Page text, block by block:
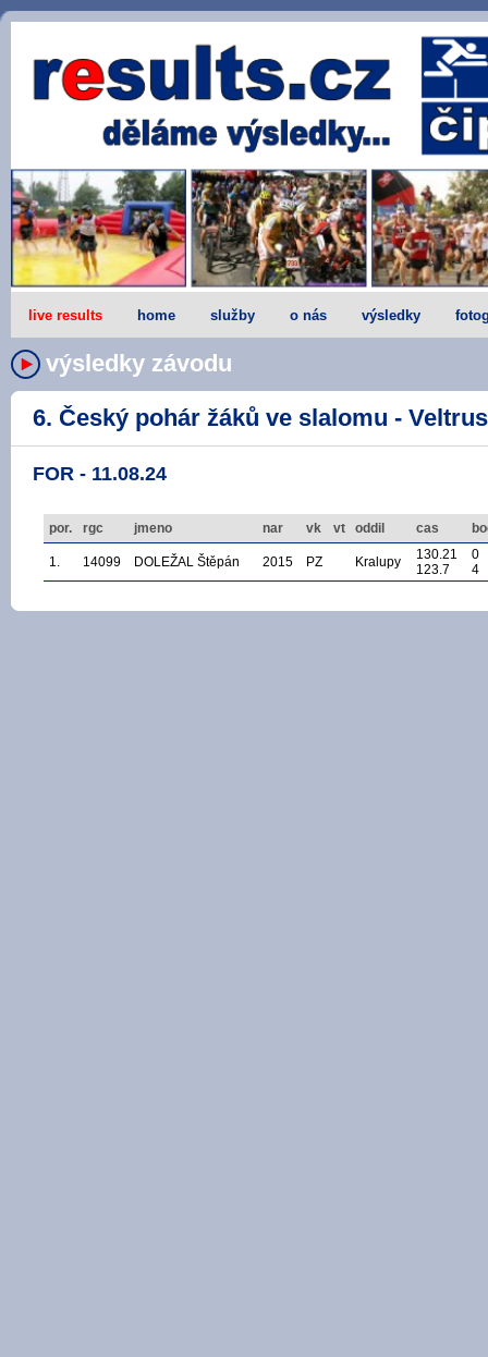
live results home služby o nás výsledky
výsledky závodu
6. Český pohár žáků ve slalomu -
FOR - 11.08.24
por. rgc jmeno nar vk vt oddil cas
1. 14099 DOLEŽAL Štěpán 2015 PZ Kralupy
130.21
123.7
0
4